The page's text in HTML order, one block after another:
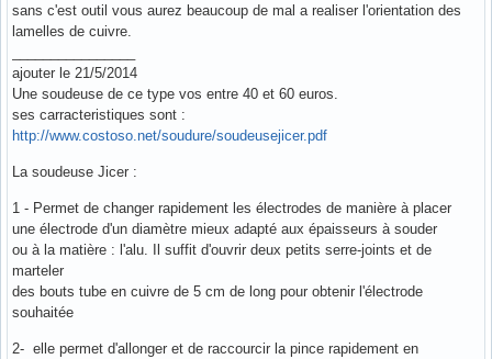
sans c'est outil vous aurez beaucoup de mal a realiser l'orientation des
lamelles de cuivre.
ajouter le 21/5/2014
Une soudeuse de ce type vos entre 40 et 60 euros.
ses carracteristiques sont :
http://www.costoso.net/soudure/soudeusejicer.pdf
La soudeuse Jicer :
1 - Permet de changer rapidement les électrodes de manière à placer
une électrode d'un diamètre mieux adapté aux épaisseurs à souder
ou à la matière : l'alu. Il suffit d'ouvrir deux petits serre-joints et de
marteler
des bouts tube en cuivre de 5 cm de long pour obtenir l'électrode
souhaitée
2- elle permet d'allonger et de raccourcir la pince rapidement en